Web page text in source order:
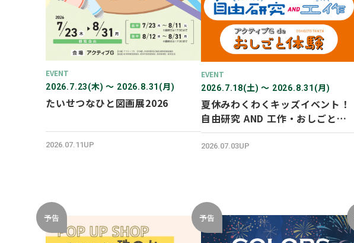
EVENT
2026.7.23(木) 〜 2026.8.31(月)
たいせつなひと図画展2026
2026.07.11UP
EVENT
2026.7.18(土) 〜 2026.8.31(月)
夏休みわくわくキッズイベント！
自由研究 AND 工作・おしごと体
験！
2026.07.03UP
予告 予告